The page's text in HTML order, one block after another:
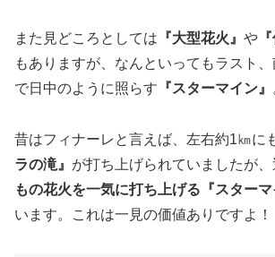
また見どころとしては 『大型花火』 や
もありますが、なんといってもラスト
で日中のように照らす 『スターマイン』
昔はフィナーレと言えば、左右約1㎞に
ラの滝』 が打ち上げられていましたが、
もの花火を一気に打ち上げる『スターマ
います。これは一見の価値ありですよ！